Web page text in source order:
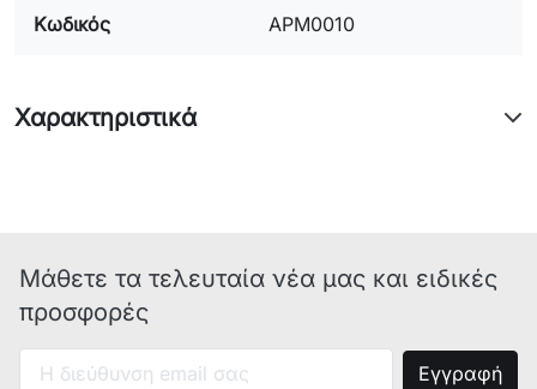
Κωδικός APM0010
Χαρακτηριστικά
Μάθετε τα τελευταία νέα μας και ειδικές
προσφορές